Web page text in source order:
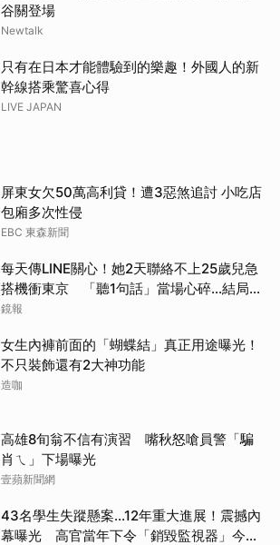
谷關登場
Newtalk
只有在日本才能體驗到的樂趣！外國人的新
幹線搭乘驚喜心得
LIVE JAPAN
屏東女欠50萬高利貸！遭3惡煞追討 小吃店
包廂多次性侵
EBC 東森新聞
每天傳LINE關心！她2天聯絡不上25歲兒急
搭機衝東京 「聽1句話」當場心碎...結局看
哭網
鏡報
女生內褲前面的「蝴蝶結」真正用途曝光！
不只裝飾還有2大神功能
造咖
高雄8旬翁不信有演習 嘴秋怒嗆員警「騙
肖ㄟ」下場曝光
壹蘋新聞網
43名學生失蹤懸案...12年重大進展！震撼內
幕曝光 高官當年下令「銷毀監視器」今遭